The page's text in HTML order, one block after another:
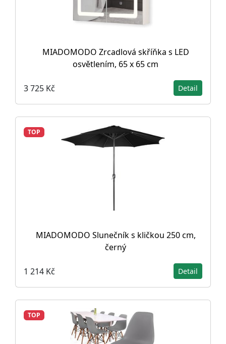
MIADOMODO Zrcadlová skříňka s LED
osvětlením, 65 x 65 cm
3 725 Kč Detail
TOP
MIADOMODO Slunečník s kličkou 250 cm,
černý
1 214 Kč Detail
TOP